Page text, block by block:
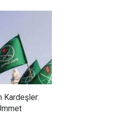
Kardeşler: